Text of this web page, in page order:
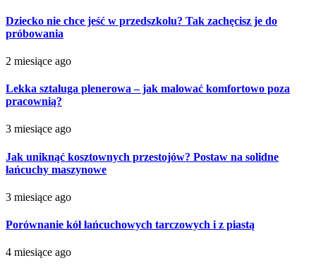
Dziecko nie chce jeść w przedszkolu? Tak zachęcisz je do
próbowania
2 miesiące ago
Lekka sztaluga plenerowa – jak malować komfortowo poza
pracownią?
3 miesiące ago
Jak uniknąć kosztownych przestojów? Postaw na solidne
łańcuchy maszynowe
3 miesiące ago
Porównanie kół łańcuchowych tarczowych i z piastą
4 miesiące ago